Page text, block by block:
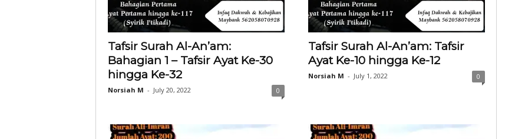
Tafsir Surah Al-An’am:
Bahagian 1 – Tafsir Ayat Ke-30
hingga Ke-32
Norsiah M - July 20, 2022 0
Tafsir Surah Al-An’am: Tafsir
Ayat Ke-10 hingga Ke-12
Norsiah M - July 1, 2022 0